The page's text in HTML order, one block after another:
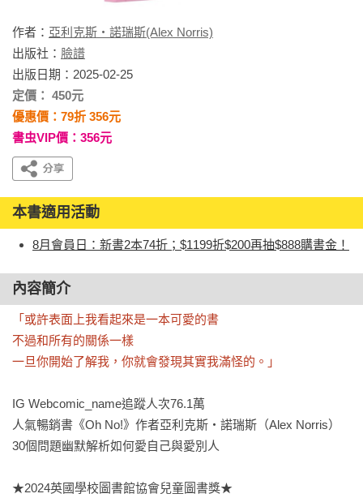
作者： 亞利克斯‧諾瑞斯(Alex Norris)
出版社： 臉譜
出版日期：2025-02-25
定價： 450元
優惠價：79折 356元
書虫VIP價：356元
本書適用活動
8月會員日：新書2本74折；$1199折$200再抽$888購書金！
內容簡介
「或許表面上我看起來是一本可愛的書
不過和所有的關係一樣
一旦你開始了解我，你就會發現其實我滿怪的。」
IG Webcomic_name追蹤人次76.1萬
人氣暢銷書《Oh No!》作者亞利克斯‧諾瑞斯（Alex Norris）
30個問題幽默解析如何愛自己與愛別人
★2024英國學校圖書館協會兒童圖書獎★